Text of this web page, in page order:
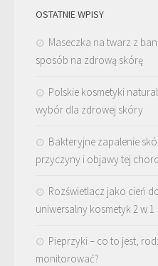
OSTATNIE WPISY
Maseczka na twarz z
sposób na zdrową skórę
Polskie kosmetyki
wybór dla zdrowej skóry
Bakteryjne zapalenie
przyczyny i objawy tej
Rozświetlacz jako cień
uniwersalny kosmetyk 2 w 1
Pieprzyki – co to jest,
monitorować?